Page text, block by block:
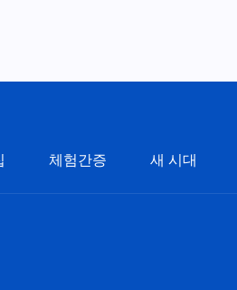
체험간증 새 시대